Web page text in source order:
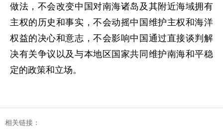
做法，不会改变中国对南海诸岛及其附近海域拥有
主权的历史和事实，不会动摇中国维护主权和海洋
权益的决心和意志，不会影响中国通过直接谈判解
决有关争议以及与本地区国家共同维护南海和平稳
定的政策和立场。
相关链接：